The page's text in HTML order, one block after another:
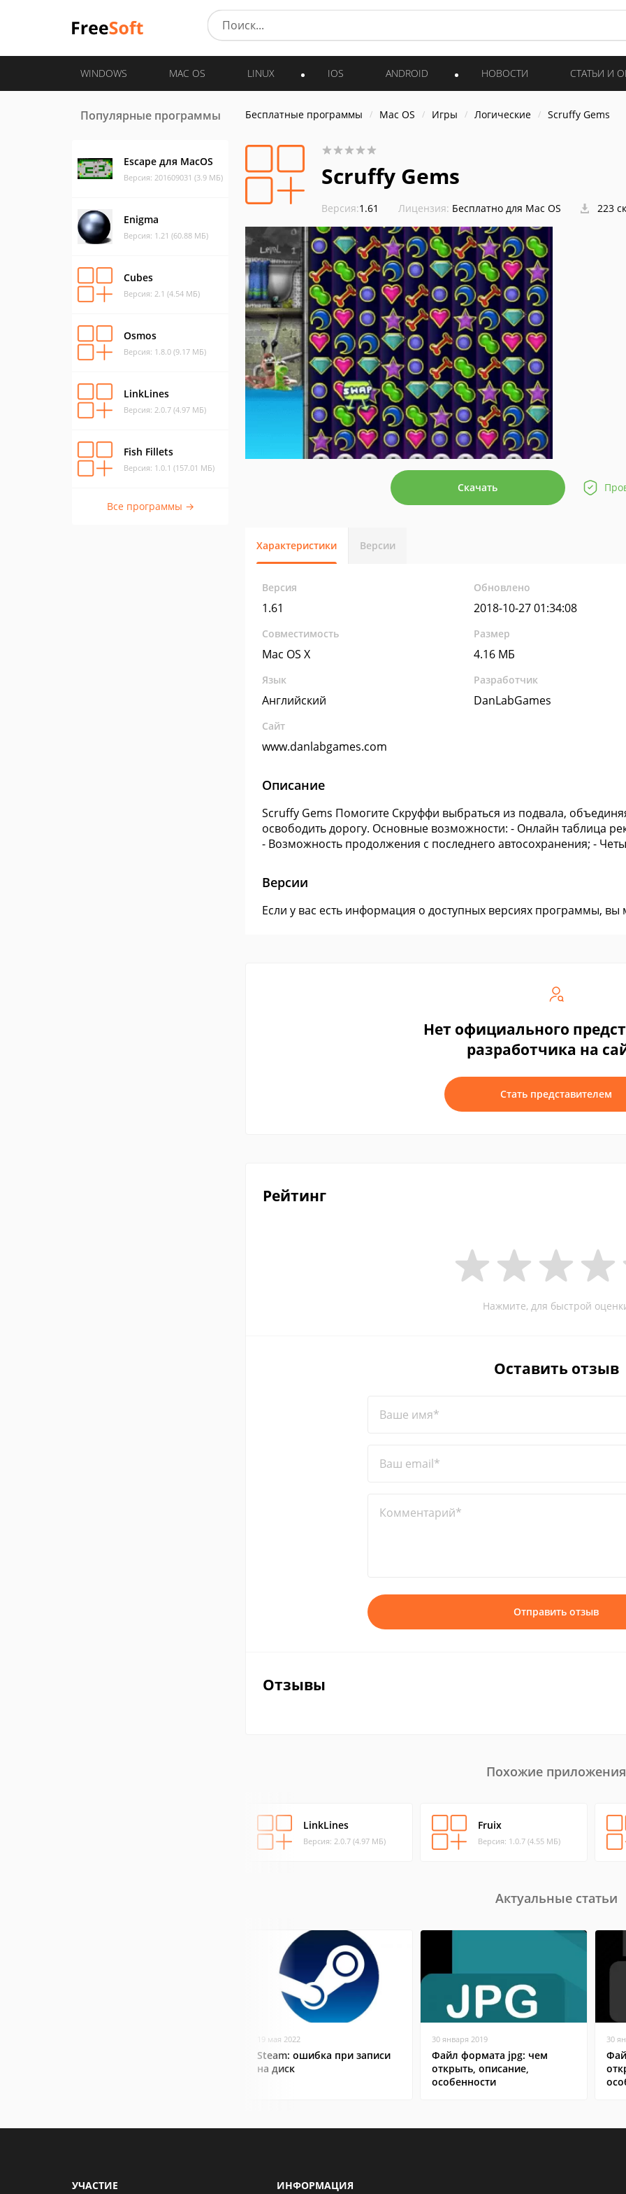
WINDOWS MAC OS LINUX IOS ANDROID НОВОСТИ СТАТЬИ И
Популярные программы
Escape для MacOS
Версия: 201609031 (3.9 МБ)
Enigma
Версия: 1.21 (60.88 МБ)
Cubes
Версия: 2.1 (4.54 МБ)
Osmos
Версия: 1.8.0 (9.17 МБ)
LinkLines
Версия: 2.0.7 (4.97 МБ)
Fish Fillets
Версия: 1.0.1 (157.01 МБ)
Все программы →
Бесплатные программы Mac OS Игры Логические Scruffy Gems
Scruffy Gems
Версия:1.61 Лицензия: Бесплатно для Mac OS 223
Скачать
Характеристики Версии
Версия
1.61
Обновлено
2018-10-27 01:34:08
Совместимость
Mac OS X
Размер
4.16 МБ
Язык
Английский
Разработчик
DanLabGames
Сайт
www.danlabgames.com
Описание
Scruffy Gems Помогите Скруффи выбраться из подвала,
освободить дорогу. Основные возможности: - Онлайн таблица
- Возможность продолжения с последнего автосохранения; -
Версии
Если у вас есть информация о доступных версиях программы,
Нет официального
разработчика на
Стать представителем
Рейтинг
Нажмите, для быстрой
Оставить отзыв
Ваше имя*
Ваш email*
Комментарий*
Отправить отзыв
Отзывы
Похожие приложения
LinkLines
Версия: 2.0.7 (4.97 МБ)
Fruix
Версия: 1.0.7 (4.55 МБ)
Актуальные статьи
19 мая 2022
Steam: ошибка при записи
на диск
30 января 2019
Файл формата jpg: чем
открыть, описание,
особенности
30
УЧАСТИЕ ИНФОРМАЦИЯ